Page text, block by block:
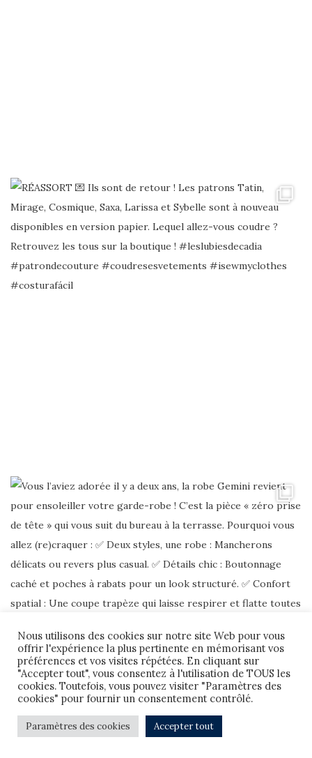
Nous utilisons des cookies sur notre site Web pour vous
offrir l'expérience la plus pertinente en mémorisant vos
préférences et vos visites répétées. En cliquant sur
"Accepter tout", vous consentez à l'utilisation de TOUS les
cookies. Toutefois, vous pouvez visiter "Paramètres des
cookies" pour fournir un consentement contrôlé.
Paramètres des cookies Accepter tout